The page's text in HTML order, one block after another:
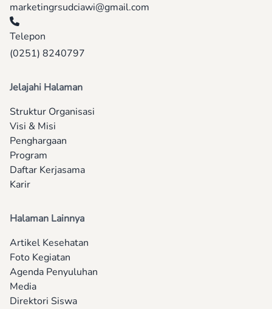
marketingrsudciawi@gmail.com
Telepon
(0251) 8240797
Jelajahi Halaman
Struktur Organisasi
Visi & Misi
Penghargaan
Program
Daftar Kerjasama
Karir
Halaman Lainnya
Artikel Kesehatan
Foto Kegiatan
Agenda Penyuluhan
Media
Direktori Siswa